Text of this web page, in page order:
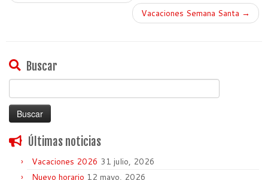
Vacaciones Semana Santa →
Buscar
Últimas noticias
Vacaciones 2026 31 julio, 2026
Nuevo horario 12 mayo, 2026